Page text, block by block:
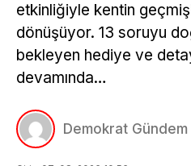
etkinliğiyle kentin
dönüşüyor. 13 soruyu
bekleyen hediye ve
devamında…
Demokrat Gündem